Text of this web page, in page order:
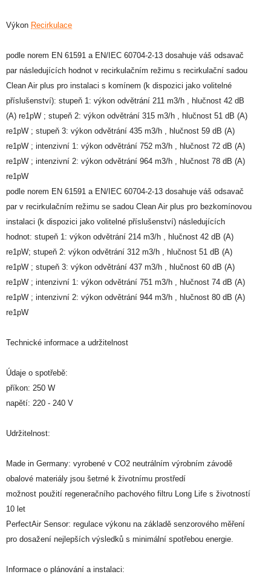
Výkon Recirkulace
podle norem EN 61591 a EN/IEC 60704-2-13 dosahuje váš odsavač
par následujících hodnot v recirkulačním režimu s recirkulační sadou
Clean Air plus pro instalaci s komínem (k dispozici jako volitelné
příslušenství): stupeň 1: výkon odvětrání 211 m3/h , hlučnost 42 dB
(A) re1pW ; stupeň 2: výkon odvětrání 315 m3/h , hlučnost 51 dB (A)
re1pW ; stupeň 3: výkon odvětrání 435 m3/h , hlučnost 59 dB (A)
re1pW ; intenzivní 1: výkon odvětrání 752 m3/h , hlučnost 72 dB (A)
re1pW ; intenzivní 2: výkon odvětrání 964 m3/h , hlučnost 78 dB (A)
re1pW
podle norem EN 61591 a EN/IEC 60704-2-13 dosahuje váš odsavač
par v recirkulačním režimu se sadou Clean Air plus pro bezkomínovou
instalaci (k dispozici jako volitelné příslušenství) následujících
hodnot: stupeň 1: výkon odvětrání 214 m3/h , hlučnost 42 dB (A)
re1pW; stupeň 2: výkon odvětrání 312 m3/h , hlučnost 51 dB (A)
re1pW ; stupeň 3: výkon odvětrání 437 m3/h , hlučnost 60 dB (A)
re1pW ; intenzivní 1: výkon odvětrání 751 m3/h , hlučnost 74 dB (A)
re1pW ; intenzivní 2: výkon odvětrání 944 m3/h , hlučnost 80 dB (A)
re1pW
Technické informace a udržitelnost
Údaje o spotřebě:
příkon: 250 W
napětí: 220 - 240 V
Udržitelnost:
Made in Germany: vyrobené v CO2 neutrálním výrobním závodě
obalové materiály jsou šetrné k životnímu prostředí
možnost použití regeneračního pachového filtru Long Life s životností
10 let
PerfectAir Sensor: regulace výkonu na základě senzorového měření
pro dosažení nejlepších výsledků s minimální spotřebou energie.
Informace o plánování a instalaci: